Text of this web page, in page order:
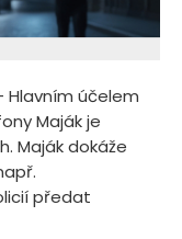
Hlavním účelem
Maják je
Maják dokáže
předat